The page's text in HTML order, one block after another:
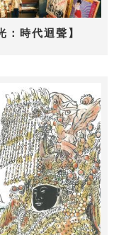
時代迴聲】